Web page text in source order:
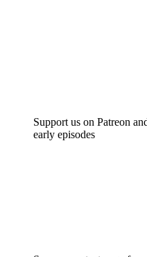
Support us on Patreon
early episodes